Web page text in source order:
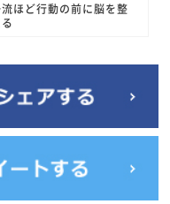
ほど行動の前に脳を整